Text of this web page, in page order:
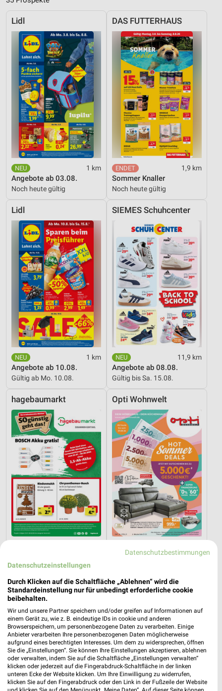
Lidl
1 km
Angebote ab 03.08.
Noch heute gültig
DAS FUTTERHAUS
1,9 km
Sommer Knaller
Noch heute gültig
Lidl
1 km
Angebote ab 10.08.
Gültig ab Mo. 10.08.
SIEMES Schuhcenter
11,9 km
Angebote ab 08.08.
Gültig bis Sa. 15.08.
hagebaumarkt
Noch heute gültig
Opti Wohnwelt
Hot Sommer Sale
toom Baumarkt PENNY
Datenschutzbestimmungen
Datenschutzeinstellungen
Durch Klicken auf die Schaltfläche „Ablehnen“ wird die
Standardeinstellung nur für unbedingt erforderliche cookie
beibehalten.
Wir und unsere Partner speichern und/oder greifen auf Informationen auf
einem Gerät zu, wie z. B. eindeutige IDs in cookie und anderen
Browserspeichern, um personenbezogene Daten zu verarbeiten. Einige
Anbieter verarbeiten Ihre personenbezogenen Daten möglicherweise
aufgrund eines berechtigten Interesses. Um dem zu widersprechen, öffnen
Sie die „Einstellungen“. Sie können Ihre Einstellungen akzeptieren, ablehnen
oder verwalten, indem Sie auf die Schaltfläche „Einstellungen verwalten“
klicken oder jederzeit auf die Fingerabdruck-Schaltfläche in der linken
unteren Ecke der Website klicken. Um Ihre Einwilligung zu widerrufen,
klicken Sie auf den Fingerabdruck oder den Link in der Fußzeile der Website